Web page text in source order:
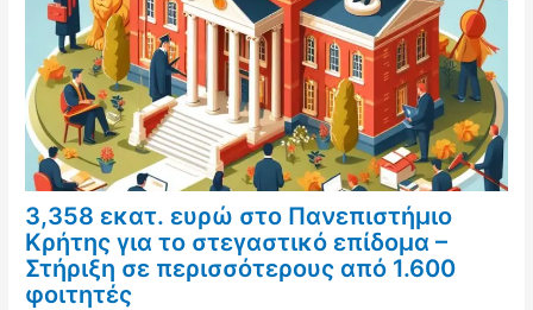
3,358 εκατ. ευρώ στο Πανεπιστήμιο
Κρήτης για το στεγαστικό επίδομα –
Στήριξη σε περισσότερους από 1.600
φοιτητές